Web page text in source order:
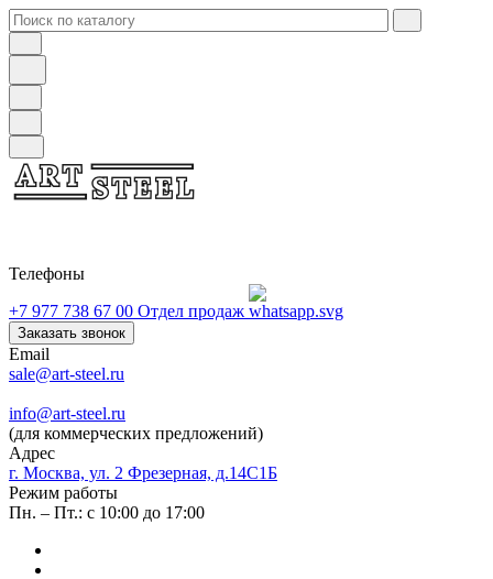
Телефоны
+7 977 738 67 00 Отдел продаж
Заказать звонок
Email
sale@art-steel.ru
info@art-steel.ru
(для коммерческих предложений)
Адрес
г. Москва, ул. 2 Фрезерная, д.14С1Б
Режим работы
Пн. – Пт.: с 10:00 до 17:00